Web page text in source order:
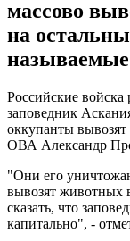
массово
на
Российские
заповедник
оккупанты
ОВА Александр
"Они его
вывозят животных
сказать, что
капитально", -